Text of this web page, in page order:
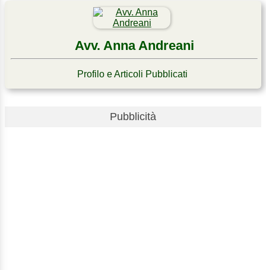
Avv. Anna Andreani
Profilo e Articoli Pubblicati
Pubblicità